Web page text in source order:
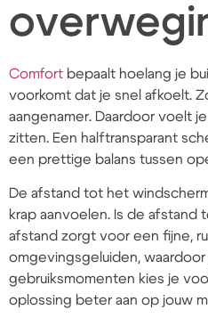
Comfort bepaalt hoelang je
voorkomt dat je snel afkoelt.
aangenamer. Daardoor voelt
zitten. Een halftransparant
een prettige balans tussen
De afstand tot het
krap aanvoelen. Is de
afstand zorgt voor een fijne,
omgevingsgeluiden,
gebruiksmomenten kies je
oplossing beter aan op jouw